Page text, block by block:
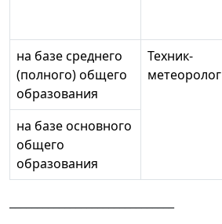
на базе среднего
(полного) общего
образования
Техник-
метеоролог
на базе основного
общего
образования